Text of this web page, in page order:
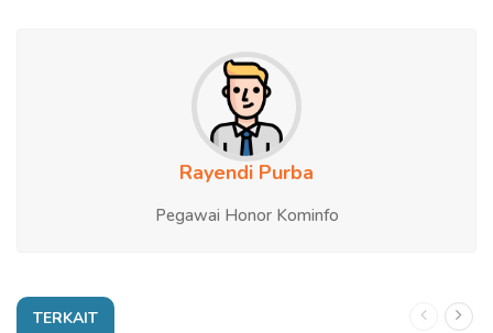
Rayendi Purba
Pegawai Honor Kominfo
TERKAIT